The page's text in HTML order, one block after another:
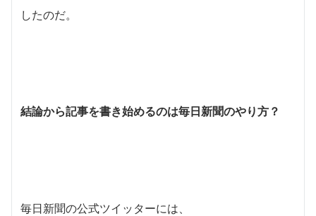
したのだ。
結論から記事を書き始めるのは毎日新聞のやり方？
毎日新聞の公式ツイッターには、